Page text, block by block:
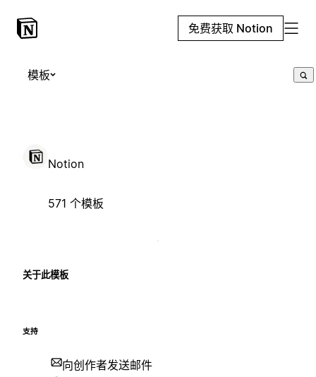
免费获取 Notion
模板
Notion
571 个模板
关于此模板
支持
向创作者发送邮件